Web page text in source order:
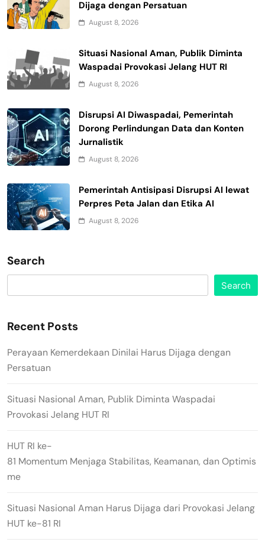
Dijaga dengan Persatuan
August 8, 2026
Situasi Nasional Aman, Publik Diminta
Waspadai Provokasi Jelang HUT RI
August 8, 2026
Disrupsi AI Diwaspadai, Pemerintah
Dorong Perlindungan Data dan Konten
Jurnalistik
August 8, 2026
Pemerintah Antisipasi Disrupsi AI lewat
Perpres Peta Jalan dan Etika AI
August 8, 2026
Search
Search
Recent Posts
Perayaan Kemerdekaan Dinilai Harus Dijaga dengan
Persatuan
Situasi Nasional Aman, Publik Diminta Waspadai
Provokasi Jelang HUT RI
HUT RI ke-
81 Momentum Menjaga Stabilitas, Keamanan, dan Optimis
me
Situasi Nasional Aman Harus Dijaga dari Provokasi Jelang
HUT ke-81 RI